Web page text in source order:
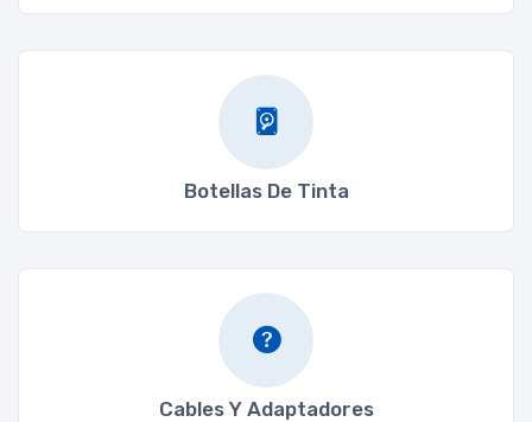
Botellas De Tinta
Cables Y Adaptadores